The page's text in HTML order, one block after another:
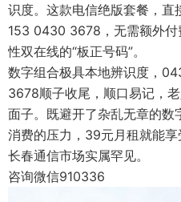
识度。这款电信绝版套餐，直
153 0430 3678，无需额外付
性双在线的“板正号码”。
数字组合极具本地辨识度，
3678顺子收尾，顺口易记，
面子。既避开了杂乱无章的
消费的压力，39元月租就能
长春通信市场实属罕见。
咨询微信910336